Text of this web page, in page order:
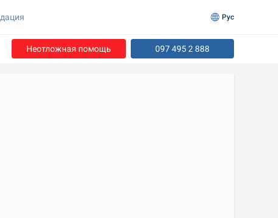
Неотложная помощь 097 495 2 888
Рус